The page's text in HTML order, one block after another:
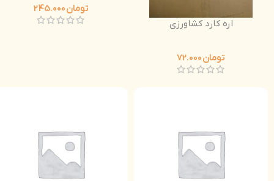
اره کارد کشاورزی
تومان
تومان